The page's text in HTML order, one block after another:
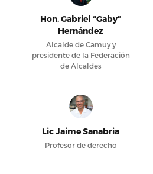
Hon. Gabriel “Gaby”
Hernández
Alcalde de Camuy y
presidente de la Federación
de Alcaldes
Lic Jaime Sanabria
Profesor de derecho